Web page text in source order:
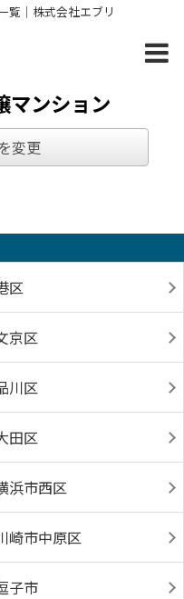
覧｜株式会社エブリ
マンション
変更
区
京区
川区
田区
浜市西区
崎市中原区
子市